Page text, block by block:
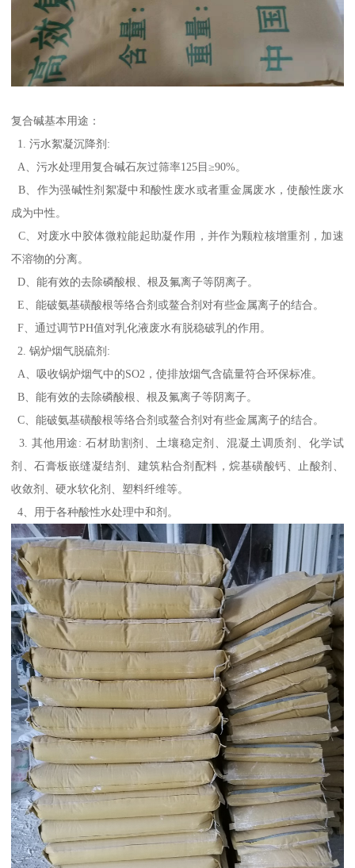
复合碱基本用途：
1. 污水絮凝沉降剂:
A、污水处理用复合碱石灰过筛率125目≥90%。
B、作为强碱性剂絮凝中和酸性废水或者重金属废水，使酸性废水
成为中性。
C、对废水中胶体微粒能起助凝作用，并作为颗粒核增重剂，加速
不溶物的分离。
D、能有效的去除磷酸根、根及氟离子等阴离子。
E、能破氨基磺酸根等络合剂或鳌合剂对有些金属离子的结合。
F、通过调节PH值对乳化液废水有脱稳破乳的作用。
2. 锅炉烟气脱硫剂:
A、吸收锅炉烟气中的SO2，使排放烟气含硫量符合环保标准。
B、能有效的去除磷酸根、根及氟离子等阴离子。
C、能破氨基磺酸根等络合剂或鳌合剂对有些金属离子的结合。
3. 其他用途: 石材助割剂、土壤稳定剂、混凝土调质剂、化学试
剂、石膏板嵌缝凝结剂、建筑粘合剂配料，烷基磺酸钙、止酸剂、
收敛剂、硬水软化剂、塑料纤维等。
4、用于各种酸性水处理中和剂。